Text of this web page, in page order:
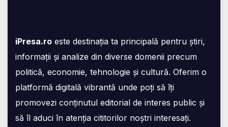
iPresa.ro este destinația ta principală pentru știri,
informații și analize din diverse domenii precum
politică, economie, tehnologie și cultură. Oferim o
platformă digitală vibrantă unde poți să îți
promovezi conținutul editorial de interes public și
să îl aduci în atenția cititorilor noștri interesați.